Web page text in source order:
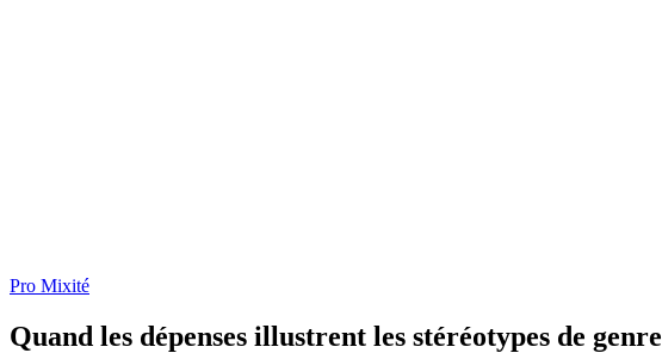
Pro Mixité
Quand les dépenses illustrent les stéréotypes de genre